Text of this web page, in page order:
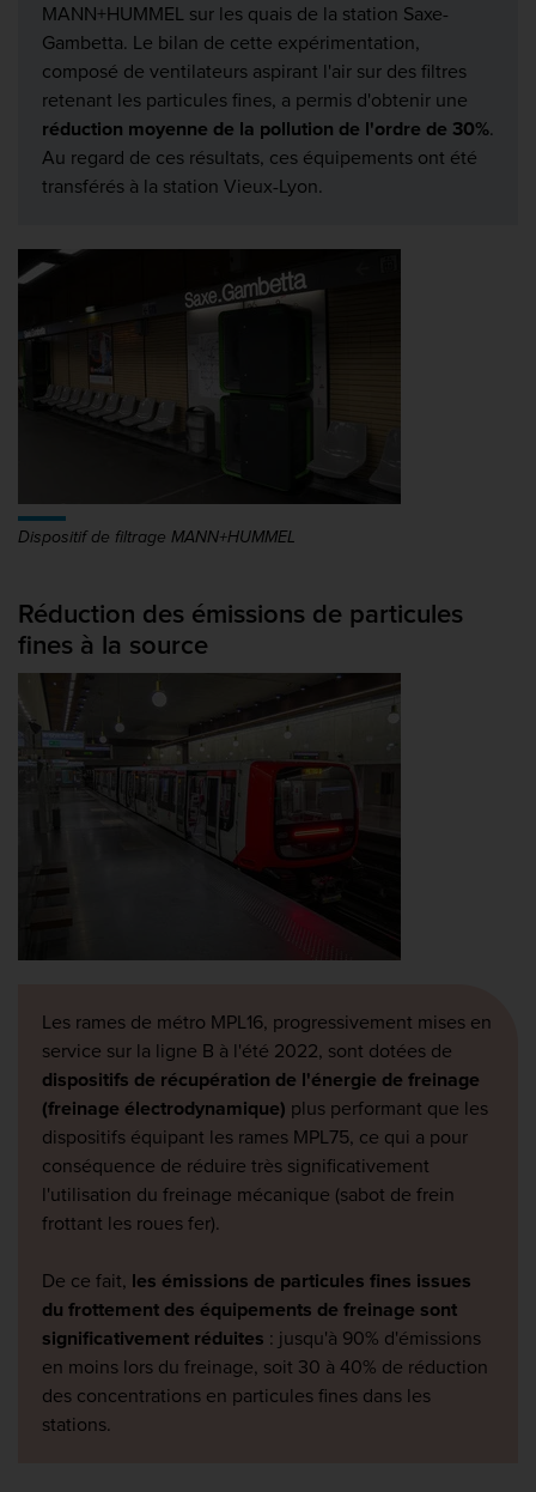
MANN+HUMMEL sur les quais de la station Saxe-
Gambetta. Le bilan de cette expérimentation,
composé de ventilateurs aspirant l'air sur des filtres
retenant les particules fines, a permis d'obtenir une
réduction moyenne de la pollution de l'ordre de 30%.
Au regard de ces résultats, ces équipements ont été
transférés à la station Vieux-Lyon.
Dispositif de filtrage MANN+HUMMEL
Réduction des émissions de particules
fines à la source
Les rames de métro MPL16, progressivement mises en
service sur la ligne B à l'été 2022, sont dotées de
dispositifs de récupération de l'énergie de freinage
(freinage électrodynamique) plus performant que les
dispositifs équipant les rames MPL75, ce qui a pour
conséquence de réduire très significativement
l'utilisation du freinage mécanique (sabot de frein
frottant les roues fer).
De ce fait, les émissions de particules fines issues
du frottement des équipements de freinage sont
significativement réduites : jusqu'à 90% d'émissions
en moins lors du freinage, soit 30 à 40% de réduction
des concentrations en particules fines dans les
stations.